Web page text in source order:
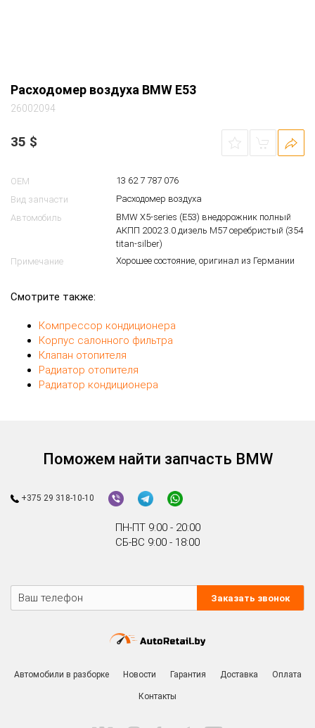
Расходомер воздуха BMW E53
26002094
35 $
OEM
13 62 7 787 076
Вид запчасти
Расходомер воздуха
Автомобиль
BMW X5-series (E53) внедорожник полный
АКПП 2002 3.0 дизель M57 серебристый (354
titan-silber)
Примечание
Хорошее состояние, оригинал из Германии
Смотрите также:
Компрессор кондиционера
Корпус салонного фильтра
Клапан отопителя
Радиатор отопителя
Радиатор кондиционера
Поможем найти запчасть BMW
+375 29 318-10-10
ПН-ПТ 9:00 - 20:00
СБ-ВС 9:00 - 18:00
Заказать звонок
Автомобили в разборке Новости Гарантия Доставка Оплата
Контакты